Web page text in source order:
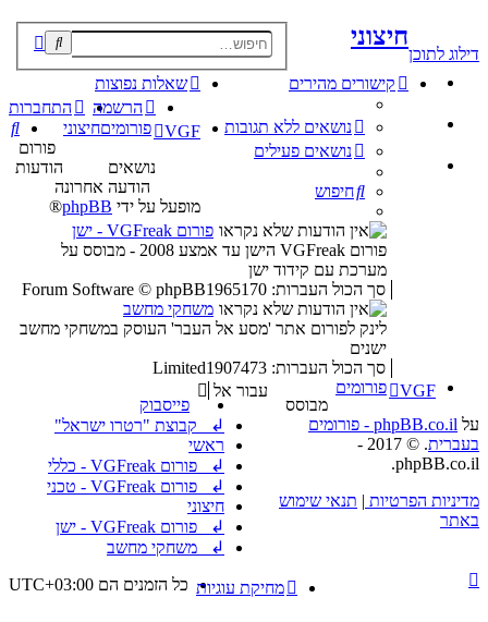
דילוג לתוכן
קישורים מהירים
נושאים ללא תגובות
נושאים פעילים
חיפוש
שאלות נפוצות
התחברות
הרשמה
VGF
פורומיםחיצוני
חיצוני
פורום
נושאים
הודעות
הודעה אחרונה
פורום VGFreak - ישן
פורום VGFreak הישן עד אמצע 2008 - מבוסס על
מערכת עם קידוד ישן
סך הכול העברות: 1965170
משחקי מחשב
לינק לפורום אתר 'מסע אל העבר' העוסק במשחקי מחשב
ישנים
סך הכול העברות: 1907473
עבור אל
פייסבוק
↲ קבוצת "רטרו ישראל"
ראשי
↲ פורום VGFreak - כללי
↲ פורום VGFreak - טכני
חיצוני
↲ פורום VGFreak - ישן
↲ משחקי מחשב
VGF פורומים
כל הזמנים הם UTC+03:00 מחיקת עוגיות
מופעל על ידי phpBB
®
Forum Software © phpBB
Limited
מבוסס
על
phpBB.co.il - פורומים
בעברית
. © 2017 -
phpBB.co.il.
מדיניות הפרטיות | תנאי שימוש
באתר